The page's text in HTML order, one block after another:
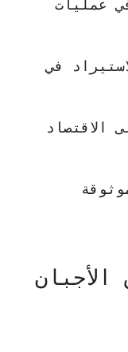
عمليات
في
الاقتصاد